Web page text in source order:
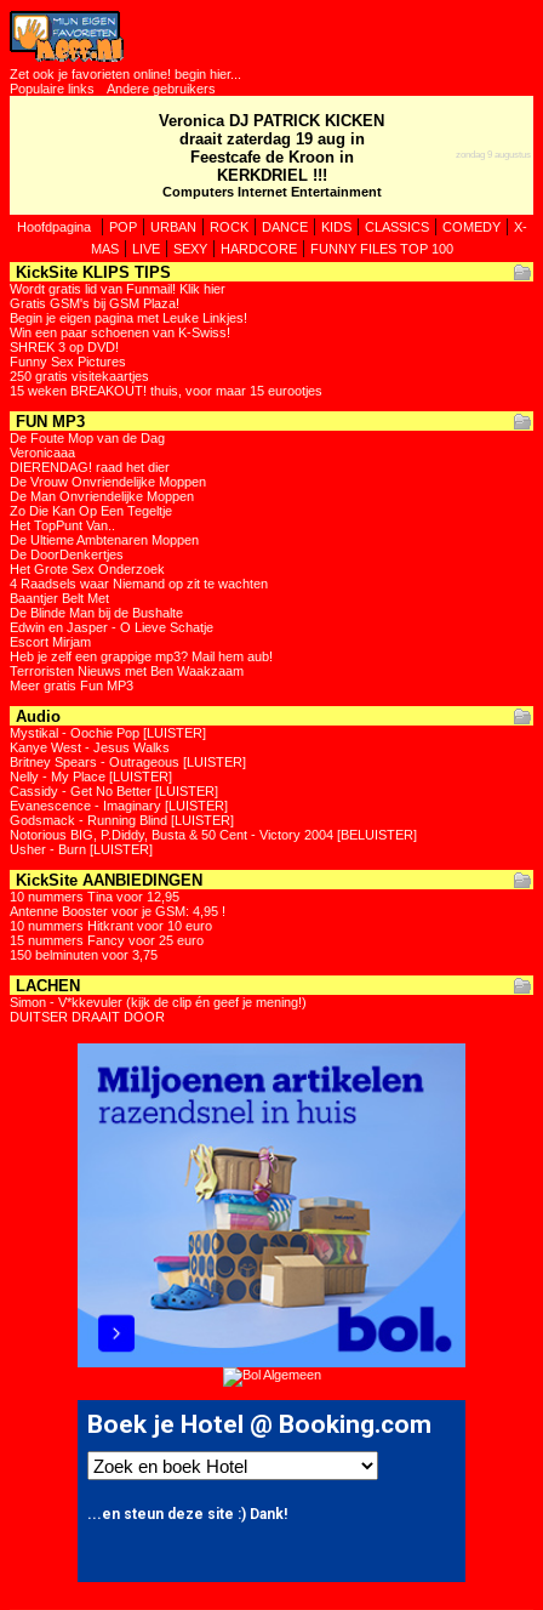
Zet ook je favorieten online! begin hier...
Populaire links
Andere gebruikers
Veronica DJ PATRICK KICKEN
draait zaterdag 19 aug in
Feestcafe de Kroon in
KERKDRIEL !!!
Computers Internet Entertainment
zondag 9 augustus
Hoofdpagina| POP| URBAN | ROCK| DANCE| KIDS| CLASSICS| COMEDY| X-
MAS| LIVE| SEXY| HARDCORE| FUNNY FILES TOP 100
KickSite KLIPS TIPS
Wordt gratis lid van Funmail! Klik hier
Gratis GSM's bij GSM Plaza!
Begin je eigen pagina met Leuke Linkjes!
Win een paar schoenen van K-Swiss!
SHREK 3 op DVD!
Funny Sex Pictures
250 gratis visitekaartjes
15 weken BREAKOUT! thuis, voor maar 15 eurootjes
FUN MP3
De Foute Mop van de Dag
Veronicaaa
DIERENDAG! raad het dier
De Vrouw Onvriendelijke Moppen
De Man Onvriendelijke Moppen
Zo Die Kan Op Een Tegeltje
Het TopPunt Van..
De Ultieme Ambtenaren Moppen
De DoorDenkertjes
Het Grote Sex Onderzoek
4 Raadsels waar Niemand op zit te wachten
Baantjer Belt Met
De Blinde Man bij de Bushalte
Edwin en Jasper - O Lieve Schatje
Escort Mirjam
Heb je zelf een grappige mp3? Mail hem aub!
Terroristen Nieuws met Ben Waakzaam
Meer gratis Fun MP3
Audio
Mystikal - Oochie Pop [LUISTER]
Kanye West - Jesus Walks
Britney Spears - Outrageous [LUISTER]
Nelly - My Place [LUISTER]
Cassidy - Get No Better [LUISTER]
Evanescence - Imaginary [LUISTER]
Godsmack - Running Blind [LUISTER]
Notorious BIG, P.Diddy, Busta & 50 Cent - Victory 2004 [BELUISTER]
Usher - Burn [LUISTER]
KickSite AANBIEDINGEN
10 nummers Tina voor 12,95
Antenne Booster voor je GSM: 4,95 !
10 nummers Hitkrant voor 10 euro
15 nummers Fancy voor 25 euro
150 belminuten voor 3,75
LACHEN
Simon - V*kkevuler (kijk de clip én geef je mening!)
DUITSER DRAAIT DOOR